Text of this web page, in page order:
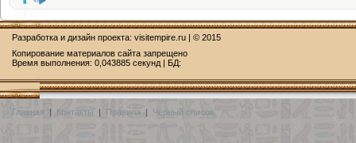
Разработка и дизайн проекта: visitempire.ru | © 2015
Копирование материалов сайта запрещено
Время выполнения: 0,043885 секунд | БД:
Главная | Контакты | Правила | Чёрный список